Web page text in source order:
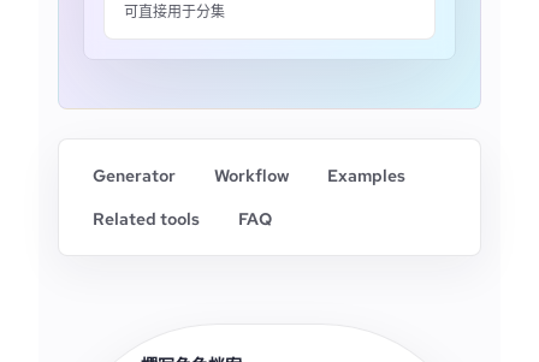
可直接用于分集
Generator Workflow
Examples
Related tools
FAQ